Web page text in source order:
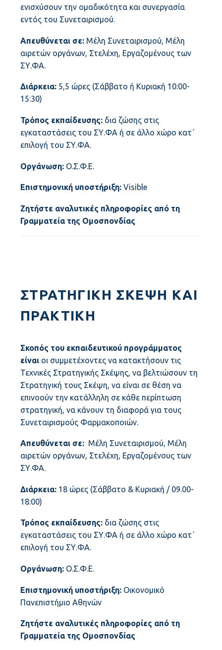
ενισχύσουν την ομαδικότητα και συνεργασία
εντός του Συνεταιρισμού.
Απευθύνεται σε: Μέλη Συνεταιρισμού, Μέλη
αιρετών οργάνων, Στελέχη, Εργαζομένους των
ΣΥ.ΦΑ.
Διάρκεια: 5,5 ώρες (Σάββατο ή Κυριακή 10:00-
15:30)
Τρόπος εκπαίδευσης: δια ζώσης στις
εγκαταστάσεις του ΣΥ.ΦΑ ή σε άλλο χώρο κατ΄
επιλογή του ΣΥ.ΦΑ.
Οργάνωση: Ο.Σ.Φ.Ε.
Επιστημονική υποστήριξη: Visible
Ζητήστε αναλυτικές πληροφορίες από τη
Γραμματεία της Ομοσπονδίας
ΣΤΡΑΤΗΓΙΚΉ ΣΚΈΨΗ ΚΑΙ
ΠΡΑΚΤΙΚΉ
Σκοπός του εκπαιδευτικού προγράμματος
είναι οι συμμετέχοντες να κατακτήσουν τις
Τεχνικές Στρατηγικής Σκέψης, να βελτιώσουν τη
Στρατηγική τους Σκέψη, να είναι σε θέση να
επινοούν την κατάλληλη σε κάθε περίπτωση
στρατηγική, να κάνουν τη διαφορά για τους
Συνεταιρισμούς Φαρμακοποιών.
Απευθύνεται σε: Μέλη Συνεταιρισμού, Μέλη
αιρετών οργάνων, Στελέχη, Εργαζομένους των
ΣΥ.ΦΑ.
Διάρκεια: 18 ώρες (Σάββατο & Κυριακή / 09.00-
18:00)
Τρόπος εκπαίδευσης: δια ζώσης στις
εγκαταστάσεις του ΣΥ.ΦΑ ή σε άλλο χώρο κατ΄
επιλογή του ΣΥ.ΦΑ.
Οργάνωση: Ο.Σ.Φ.Ε.
Επιστημονική υποστήριξη: Οικονομικό
Πανεπιστήμιο Αθηνών
Ζητήστε αναλυτικές πληροφορίες από τη
Γραμματεία της Ομοσπονδίας